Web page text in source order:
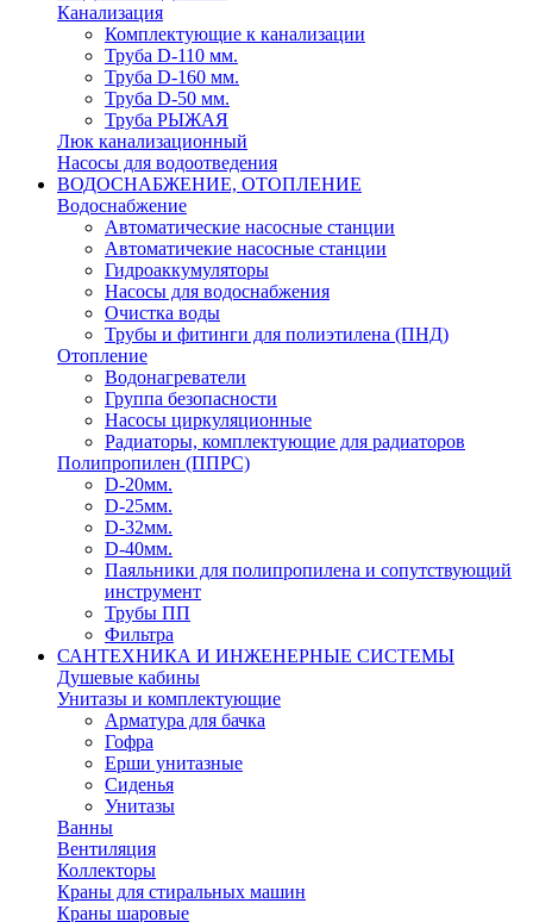
Канализация
Комплектующие к канализации
Труба D-110 мм.
Труба D-160 мм.
Труба D-50 мм.
Труба РЫЖАЯ
Люк канализационный
Насосы для водоотведения
ВОДОСНАБЖЕНИЕ, ОТОПЛЕНИЕ
Водоснабжение
Автоматичеcкие насосные станции
Автоматичекие насосные станции
Гидроаккумуляторы
Насосы для водоснабжения
Очистка воды
Трубы и фитинги для полиэтилена (ПНД)
Отопление
Водонагреватели
Группа безопасности
Насосы циркуляционные
Радиаторы, комплектующие для радиаторов
Полипропилен (ППРС)
D-20мм.
D-25мм.
D-32мм.
D-40мм.
Паяльники для полипропилена и сопутствующий
инструмент
Трубы ПП
Фильтра
САНТЕХНИКА И ИНЖЕНЕРНЫЕ СИСТЕМЫ
Душевые кабины
Унитазы и комплектующие
Арматура для бачка
Гофра
Ерши унитазные
Сиденья
Унитазы
Ванны
Вентиляция
Коллекторы
Краны для стиральных машин
Краны шаровые